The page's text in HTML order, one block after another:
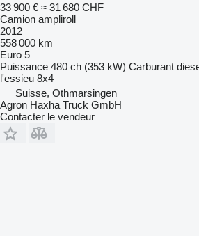
33 900 € ≈ 31 680 CHF
Camion ampliroll
2012
558 000 km
Euro 5
Puissance 480 ch (353 kW) Carburant
l'essieu 8x4
Suisse, Othmarsingen
Agron Haxha Truck GmbH
Contacter le vendeur